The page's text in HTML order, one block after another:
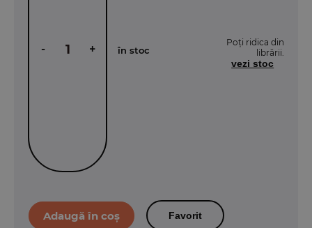
- + în stoc
Poți ridica din
librării.
vezi stoc
Favorit